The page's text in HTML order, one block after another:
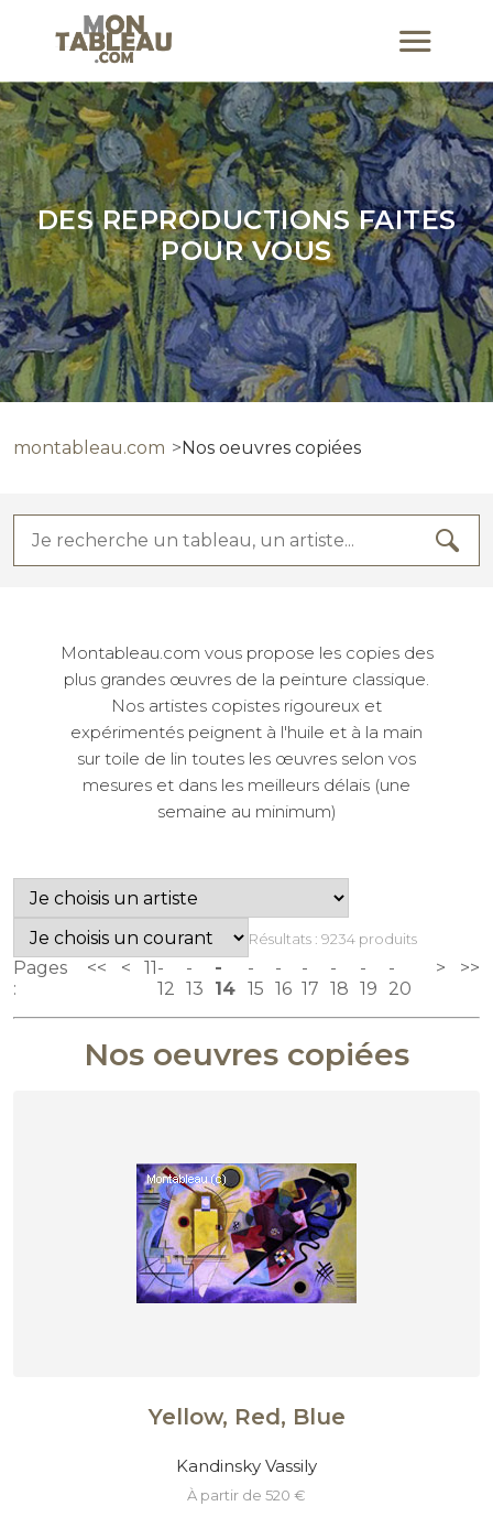
DES REPRODUCTIONS FAITES
POUR VOUS
montableau.com Nos oeuvres copiées
Montableau.com vous propose les copies des
plus grandes œuvres de la peinture classique.
Nos artistes copistes rigoureux et
expérimentés peignent à l'huile et à la main
sur toile de lin toutes les œuvres selon vos
mesures et dans les meilleurs délais (une
semaine au minimum)
Résultats : 9234 produits
Pages
:
<< <
11
12 13 14 15 16 17 18 19 20
> >>
Nos oeuvres copiées
Yellow, Red, Blue
Kandinsky Vassily
à partir de 520 €